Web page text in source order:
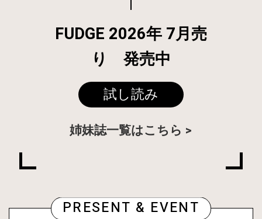
FUDGE 2026年 7月売
り 発売中
試し読み
姉妹誌一覧はこちら
PRESENT & EVENT